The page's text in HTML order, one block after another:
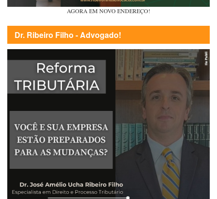
AGORA EM NOVO ENDEREÇO!
Dr. Ribeiro Filho - Advogado!